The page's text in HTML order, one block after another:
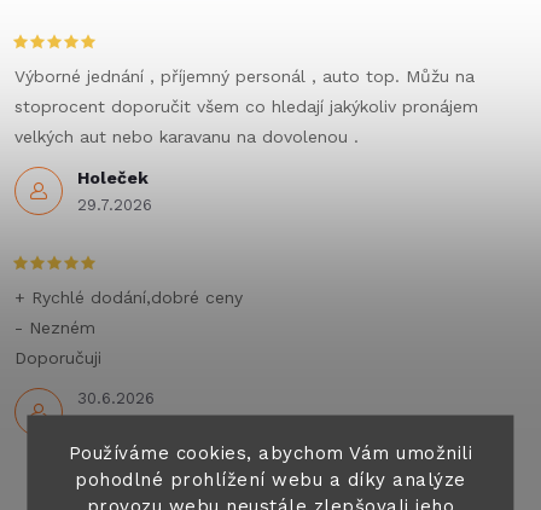
Používáme cookies, abychom Vám umožnili
pohodlné prohlížení webu a díky analýze
provozu webu neustále zlepšovali jeho
Holeček
29.7.2026
Výborné jednání , příjemný personál , auto top. Můžu na
stoprocent doporučit všem co hledají jakýkoliv pronájem
velkých aut nebo karavanu na dovolenou .
30.6.2026
+ Rychlé dodání,dobré ceny
- Nezném
Doporučuji